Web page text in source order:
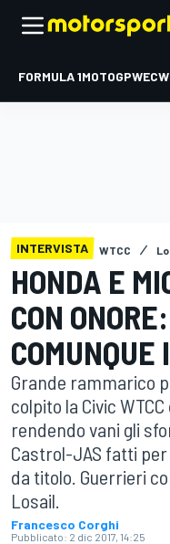
FORMULA 1MOTOGPWEC
INTERVISTA WTCC
HONDA E
CON
COMUNQUE
Grande rammarico
colpito la Civic
rendendo vani gli
Castrol-JAS fatti
da titolo. Guerrieri
Losail.
Francesco Corghi
Pubblicato: 2 dic 2017, 14:25